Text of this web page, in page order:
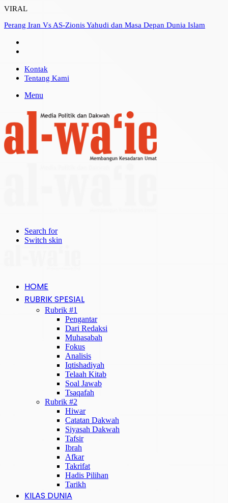
VIRAL
Perang Iran Vs AS-Zionis Yahudi dan Masa Depan Dunia Islam
Kontak
Tentang Kami
Menu
Search for
Switch skin
HOME
RUBRIK SPESIAL
Rubrik #1
Pengantar
Dari Redaksi
Muhasabah
Fokus
Analisis
Iqtishadiyah
Telaah Kitab
Soal Jawab
Tsaqafah
Rubrik #2
Hiwar
Catatan Dakwah
Siyasah Dakwah
Tafsir
Ibrah
Afkar
Takrifat
Hadis Pilihan
Tarikh
KILAS DUNIA